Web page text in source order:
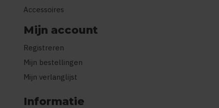
Accessoires
Mijn account
Registreren
Mijn bestellingen
Mijn verlanglijst
Informatie